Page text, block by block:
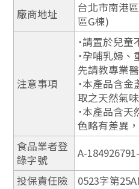
廠商地址
台北市南港
區G棟)
注意事項
˙請置於兒童
˙孕哺乳婦、
先請教專業
˙本產品含金
取之天然氣
˙本產品含天
色略有差異
食品業者登
錄字號
A-
投保責任險
0523字第